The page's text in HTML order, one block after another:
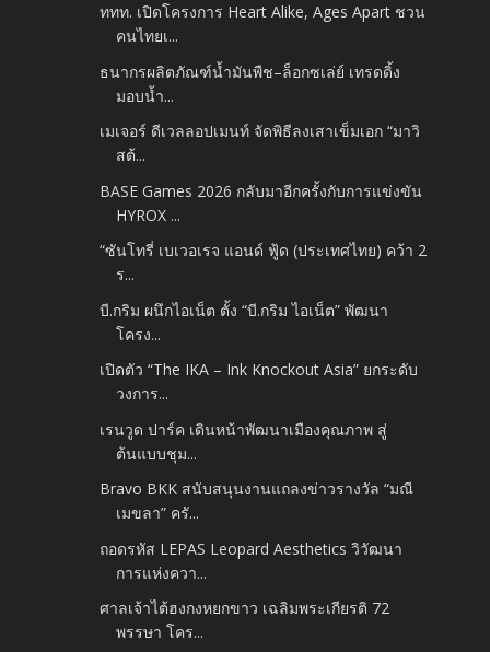
ททท. เปิดโครงการ Heart Alike, Ages Apart ชวน
คนไทยเ...
ธนากรผลิตภัณฑ์น้ำมันพืช–ล็อกซเล่ย์ เทรดดิ้ง
มอบน้ำ...
เมเจอร์ ดีเวลลอปเมนท์ จัดพิธีลงเสาเข็มเอก “มาวิ
สต้...
BASE Games 2026 กลับมาอีกครั้งกับการแข่งขัน
HYROX ...
“ซันโทรี่ เบเวอเรจ แอนด์ ฟู้ด (ประเทศไทย) คว้า 2
ร...
บี.กริม ผนึกไอเน็ต ตั้ง “บี.กริม ไอเน็ต” พัฒนา
โครง...
เปิดตัว “The IKA – Ink Knockout Asia” ยกระดับ
วงการ...
เรนวูด ปาร์ค เดินหน้าพัฒนาเมืองคุณภาพ สู่
ต้นแบบชุม...
Bravo BKK สนับสนุนงานแถลงข่าวรางวัล “มณี
เมขลา” ครั...
ถอดรหัส LEPAS Leopard Aesthetics วิวัฒนา
การแห่งควา...
ศาลเจ้าไต้ฮงกงหยกขาว เฉลิมพระเกียรติ 72
พรรษา โคร...